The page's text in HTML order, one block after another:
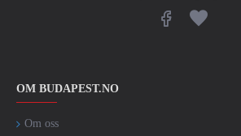
OM BUDAPEST.NO
Om oss